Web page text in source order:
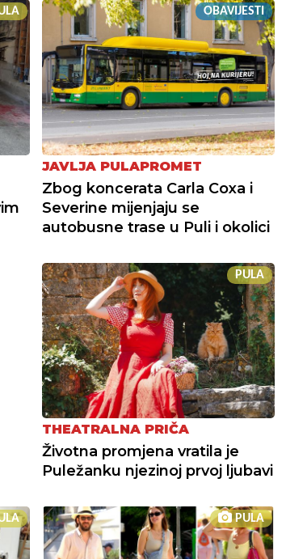
OBAVIJESTI
JAVLJA PULAPROMET
Zbog koncerata Carla Coxa i
Severine mijenjaju se
autobusne trase u Puli i okolici
PULA
THEATRALNA PRIČA
Životna promjena vratila je
Puležanku njezinoj prvoj ljubavi
PULA